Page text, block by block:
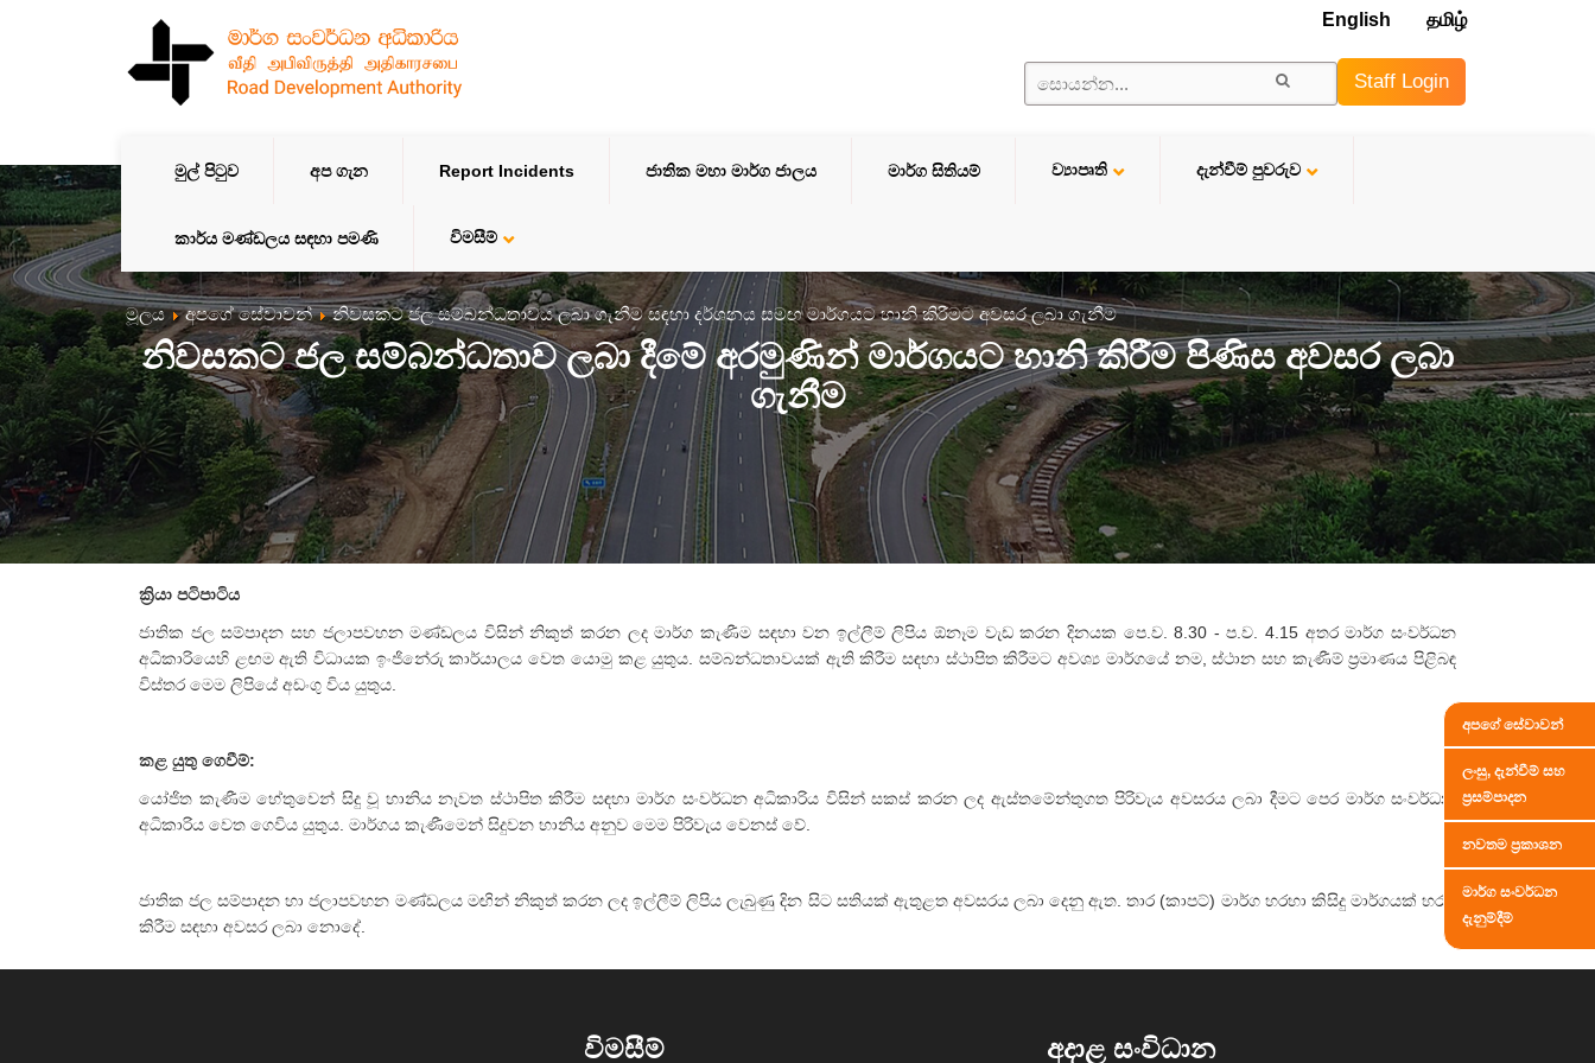
English தமிழ்
Staff Login
මුල් පිටුව අප ගැන Report Incidents ජාතික මහා මාර්ග ජාලය මාර්ග සිතියම් ව්‍යාපෘති දැන්වීම් පුවරුව
කාර්ය මණ්ඩලය සඳහා පමණි විමසීම්
මූලය අපගේ සේවාවන් නිවසකට ජල සම්බන්ධතාවය ලබා ගැනීම සඳහා දර්ශනය සමඟ මාර්ගයට හානි කිරීමට අවසර ලබා ගැනීම
නිවසකට ජල සම්බන්ධතාව ලබා දීමේ අරමුණින් මාර්ගයට හානි කිරීම පිණිස අවසර ලබා
ගැනීම
ක්‍රියා පටිපාටිය
ජාතික ජල සම්පාදන සහ ජලාපවහන මණ්ඩලය විසින් නිකුත් කරන ලද මාර්ග කැණීම සඳහා වන ඉල්ලීම් ලිපිය ඕනෑම වැඩ කරන දිනයක පෙ.ව. 8.30 - ප.ව. 4.15 අතර මාර්ග සංවර්ධන
අධිකාරියෙහි ළඟම ඇති විධායක ඉංජිනේරු කාර්යාලය වෙත යොමු කළ යුතුය. සම්බන්ධතාවයක් ඇති කිරීම සඳහා ස්ථාපිත කිරීමට අවශ්‍ය මාර්ගයේ නම, ස්ථාන සහ කැණීම් ප්‍රමාණය පිළිබඳ
විස්තර මෙම ලිපියේ අඩංගු විය යුතුය.
කළ යුතු ගෙවීම්:
යෝජිත කැණීම හේතුවෙන් සිදු වූ හානිය නැවත ස්ථාපිත කිරීම සඳහා මාර්ග සංවර්ධන අධිකාරිය විසින් සකස් කරන ලද ඇස්තමේන්තුගත පිරිවැය අවසරය ලබා දීමට පෙර මාර්ග සංවර්ධන
අධිකාරිය වෙත ගෙවිය යුතුය. මාර්ගය කැණීමෙන් සිදුවන හානිය අනුව මෙම පිරිවැය වෙනස් වේ.
ජාතික ජල සම්පාදන හා ජලාපවහන මණ්ඩලය මඟින් නිකුත් කරන ලද ඉල්ලීම් ලිපිය ලැබුණු දින සිට සතියක් ඇතුළත අවසරය ලබා දෙනු ඇත. තාර (කාපට්) මාර්ග හරහා කිසිදු මාර්ගයක් හරස්
කිරීම සඳහා අවසර ලබා නොදේ.
විමසීම් අදාළ සංවිධාන
අපගේ සේවාවන්
ලංසු, දැන්වීම් සහ
ප්‍රසම්පාදන
නවතම ප්‍රකාශන
මාර්ග සංවර්ධන
දැනුම්දීම්